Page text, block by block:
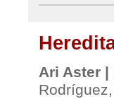
Ari Aster |